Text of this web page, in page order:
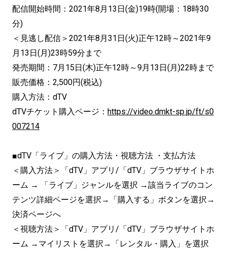
配信開始時間：2021年8月13日(金)19時(開場：18時30
分)
＜見逃し配信＞2021年8月31日(火)正午12時～2021年9
月13日(月)23時59分まで
発売期間：7月15日(木)正午12時～9月13日(月)22時まで
販売価格：2,500円(税込)
購入方法：dTV
dTVチケット購入ページ： https://video.dmkt-sp.jp/ft/s0
007214
■dTV「ライブ」の購入方法・視聴方法 ・支払方法
＜購入方法＞「dTV」アプリ/「dTV」ブラウザサイトホ
ーム → 「ライブ」ジャンルを選択 →該当ライブのコン
テンツ詳細ページを選択→「購入する」ボタンを選択→
決済ページへ
＜視聴方法＞「dTV」アプリ/「dTV」ブラウザサイトホ
ーム →マイリストを選択→「レンタル・購入」を選択